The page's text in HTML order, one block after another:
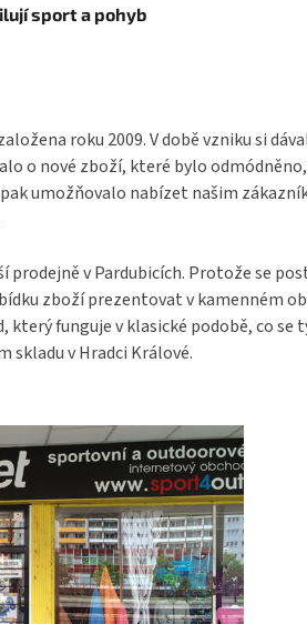
sport a pohyb
roku 2009. V době vzniku si
o nové zboží, které bylo
umožňovalo nabízet našim
v Pardubicích. Protože se
zboží prezentovat v kamenném
funguje v klasické podobě, co se
skladu v Hradci Králové.